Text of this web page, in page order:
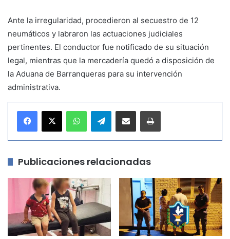
Ante la irregularidad, procedieron al secuestro de 12
neumáticos y labraron las actuaciones judiciales
pertinentes. El conductor fue notificado de su situación
legal, mientras que la mercadería quedó a disposición de
la Aduana de Barranqueras para su intervención
administrativa.
Telegram
Publicaciones relacionadas